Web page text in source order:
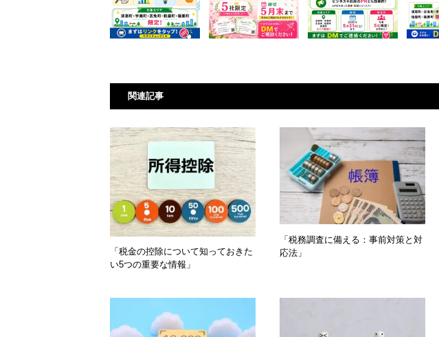
関連記事
「税金の控除について知っておきた
い5つの重要な情報」
「税務調査に備える：事前対策と対
応法」